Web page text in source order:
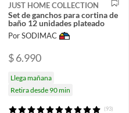
JUST HOME COLLECTION
Set de ganchos para cortina de
baño 12 unidades plateado
Por SODIMAC
$ 6.990
Llega mañana
Retira desde 90 min
(93)